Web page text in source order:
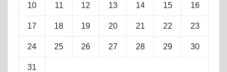
10 11 12 13 14 15 16
17 18 19 20 21 22 23
24 25 26 27 28 29 30
31